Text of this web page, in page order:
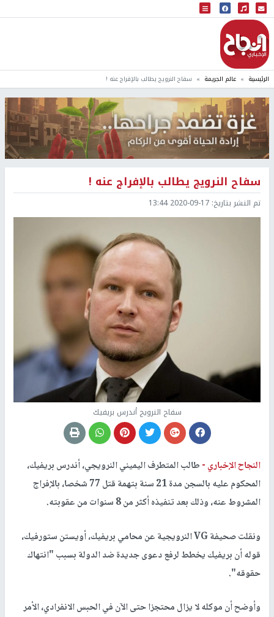
البث المباشر
إذاعة النجاح
الرئيسية عالم الجريمة سفاح النرويج يطالب بالإفراج عنه !
سفاح النرويج يطالب بالإفراج عنه !
تم النشر بتاريخ: 2020-09-17 13:44
سفاح النرويج أندرس بريفيك
النجاح الإخباري -طالب المتطرف اليميني النرويجي، أندرس بريفيك،
المحكوم عليه بالسجن مدة 21 سنة بتهمة قتل 77 شخصا، بالإفراج
المشروط عنه، وذلك بعد تنفيذه أكثر من 8 سنوات من عقوبته.
ونقلت صحيفة VG النرويجية عن محامي بريفيك، أويستن ستورفيك،
قوله أن بريفيك يخطط لرفع دعوى جديدة ضد الدولة بسبب "انتهاك
حقوقه".
وأوضح أن موكله لا يزال محتجزا حتى الآن في الحبس الانفرادي، الأمر